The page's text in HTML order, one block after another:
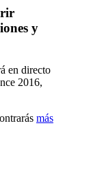
y
en directo
2016,
más